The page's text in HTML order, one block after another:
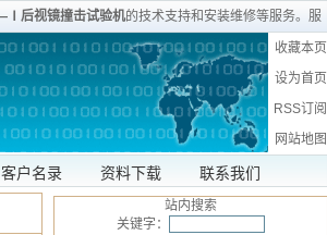
后视镜撞击试验机的技术支持和安装维修等服务。服
收藏本页
设为首页
RSS订阅
网站地图
客户名录 资料下载 联系我们
站内搜索
关键字：